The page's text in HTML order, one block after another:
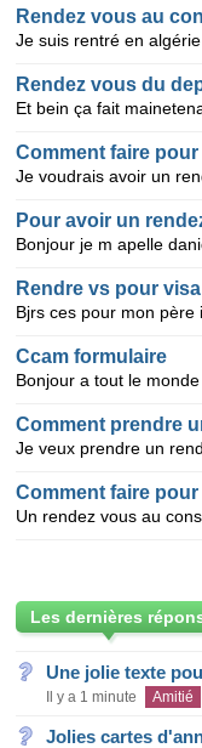
Rendez vous au
Rendez vous du
Pour avoir un
Ccam formulaire
Un rendez vous au
Les dernières
Une jolie texte
Il y a 1 minute Amitié
Jolies cartes